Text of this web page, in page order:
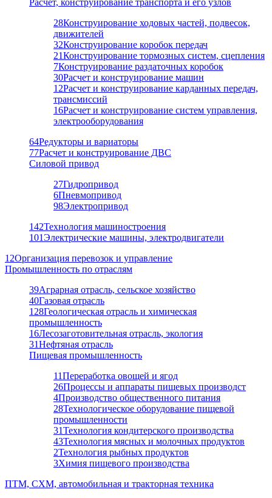
28Конструирование ходовых частей, подвесок,
движителей
32Конструирование коробок передач
21Конструирование тормозных систем, сцепления
7Конструирование раздаточных коробок
30Расчет и конструирование машин
12Расчет и конструирование карданных передач,
трансмиссий
16Расчет и конструирование систем управления,
электрооборудования
64Редукторы и вариаторы
77Расчет и конструирование ДВС
Силовой привод
27Гидропривод
6Пневмопривод
98Электропривод
142Технология машиностроения
101Электрические машины, электродвигатели
12Организация перевозок и управление
Промышленность по отраслям
39Аграрная отрасль, сельское хозяйство
40Газовая отрасль
128Геологическая отрасль и химическая
промышленность
16Лесозаготовительная отрасль, экология
31Нефтяная отрасль
Пищевая промышленность
11Переработка овощей и ягод
26Процессы и аппараты пищевых производст
4Производство общественного питания
28Технологическое оборудование пищевой
промышленности
31Технология кондитерского производства
43Технология мясных и молочных продуктов
2Технология рыбных продуктов
3Химия пищевого производства
ПТМ, СХМ, автомобильная и тракторная техника